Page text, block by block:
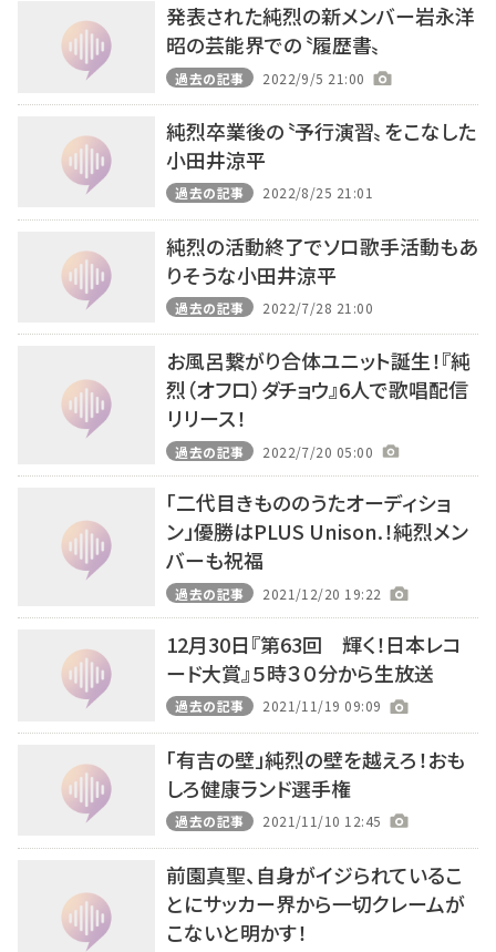
発表された純烈の新メンバー岩永洋
昭の芸能界での〝履歴書〟
過去の記事 2022/9/5 21:00
純烈卒業後の〝予行演習〟をこなした
小田井涼平
過去の記事 2022/8/25 21:01
純烈の活動終了でソロ歌手活動もあ
りそうな小田井涼平
過去の記事 2022/7/28 21:00
お風呂繋がり合体ユニット誕生！『純
烈（オフロ）ダチョウ』6人で歌唱配信
リリース！
過去の記事 2022/7/20 05:00
「二代目きもののうたオーディショ
ン」優勝はPLUS Unison.！純烈メン
バーも祝福
過去の記事 2021/12/20 19:22
12月30日『第63回 輝く！日本レコ
ード大賞』５時３０分から生放送
過去の記事 2021/11/19 09:09
「有吉の壁」純烈の壁を越えろ！おも
しろ健康ランド選手権
過去の記事 2021/11/10 12:45
前園真聖、自身がイジられているこ
とにサッカー界から一切クレームが
こないと明かす！